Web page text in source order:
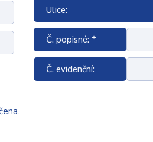
Ulice:
Č. popisné: *
Č. evidenční: